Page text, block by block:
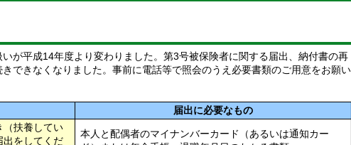
が平成14年度より変わりました。第3号被保険者に関する届出、納付書の再
できなくなりました。事前に電話等で照会のうえ必要書類のご用意をお願い
届出に必要なもの
（扶養してい
出をしてくだ
本人と配偶者のマイナンバーカード（あるいは通知カー